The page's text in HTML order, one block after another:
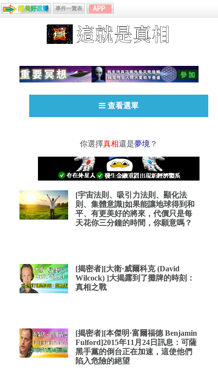
事件一覽表
查看選單
你選擇真相還是夢境 ？
[宇宙法則、吸引力法則、顯化法
則、集體意識]如果能讓地球得到和
平、有更美好的將來，代價只是每
天花你三分鐘的時間，你願意嗎？
[揭密者][大衛·威爾科克 (David
Wilcock) ]大揭露到了攤牌的時刻：
真相之戰
[揭密者][本傑明·富爾福德 Benjamin
Fulford]2015年11月24日訊息：可薩
黑手黨的倒台正在加速，這使他們
陷入危險的絕望